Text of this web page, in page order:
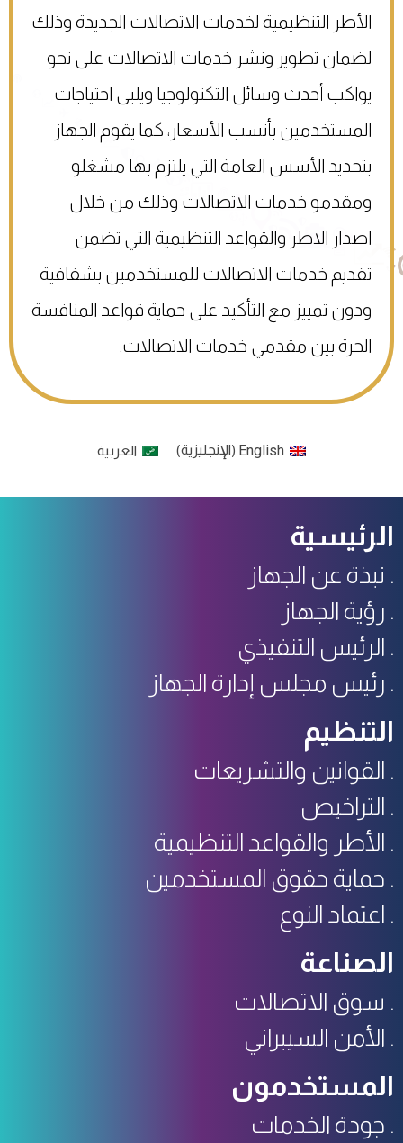
الأطر التنظيمية لخدمات الاتصالات الجديدة وذلك
لضمان تطوير ونشر خدمات الاتصالات على نحو
يواكب أحدث وسائل التكنولوجيا ويلبى احتياجات
المستخدمين بأنسب الأسعار، كما يقوم الجهاز
بتحديد الأسس العامة التي يلتزم بها مشغلو
ومقدمو خدمات الاتصالات وذلك من خلال
اصدار الاطر والقواعد التنظيمية التي تضمن
تقديم خدمات الاتصالات للمستخدمين بشفافية
ودون تمييز مع التأكيد على حماية قواعد المنافسة
الحرة بين مقدمي خدمات الاتصالات.
English
(الإنجليزية) العربية
الرئيسية
نبذة عن الجهاز
رؤية الجهاز
الرئيس التنفيذي
رئيس مجلس إدارة الجهاز
التنظيم
القوانين والتشريعات
التراخيص
الأطر والقواعد التنظيمية
حماية حقوق المستخدمين
اعتماد النوع
الصناعة
سوق الاتصالات
الأمن السيبراني
المستخدمون
جودة الخدمات